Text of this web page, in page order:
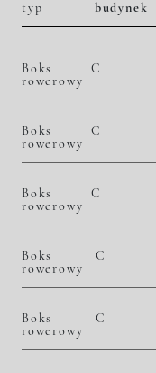
typ budynek
Boks
rowerowy
C
Boks
rowerowy
C
Boks
rowerowy
C
Boks
rowerowy
C
Boks
rowerowy
C